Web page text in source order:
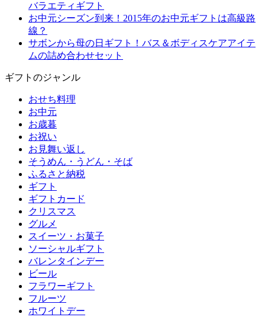
バラエティギフト
お中元シーズン到来！2015年のお中元ギフトは高級路
線？
サボンから母の日ギフト！バス＆ボディスケアアイテ
ムの詰め合わせセット
ギフトのジャンル
おせち料理
お中元
お歳暮
お祝い
お見舞い返し
そうめん・うどん・そば
ふるさと納税
ギフト
ギフトカード
クリスマス
グルメ
スイーツ・お菓子
ソーシャルギフト
バレンタインデー
ビール
フラワーギフト
フルーツ
ホワイトデー